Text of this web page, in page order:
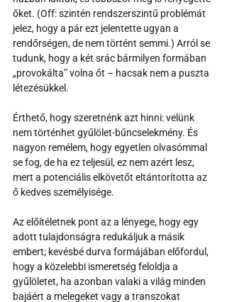
őket. (Off: szintén rendszerszintű problémát
jelez, hogy a pár ezt jelentette ugyan a
rendőrségen, de nem történt semmi.) Arról se
tudunk, hogy a két srác bármilyen formában
„provokálta” volna őt – hacsak nem a puszta
létezésükkel.
Érthető, hogy szeretnénk azt hinni: velünk
nem történhet gyűlölet-bűncselekmény. És
nagyon remélem, hogy egyetlen olvasómmal
se fog, de ha ez teljesül, ez nem azért lesz,
mert a potenciális elkövetőt eltántorította az
ő kedves személyisége.
Az előítéletnek pont az a lényege, hogy egy
adott tulajdonságra redukáljuk a másik
embert; kevésbé durva formájában előfordul,
hogy a közelebbi ismeretség feloldja a
gyűlöletet, ha azonban valaki a világ minden
bajáért a melegeket vagy a transzokat